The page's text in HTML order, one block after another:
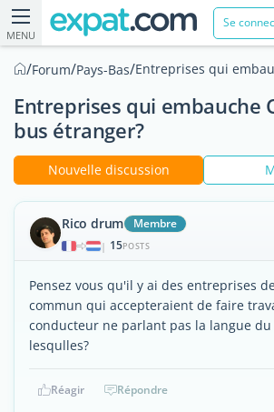
MENU
Se
/Forum/Pays-Bas/Entreprises qui
Entreprises qui embauche
bus étranger?
Nouvelle discussion
Rico drum Membre
| 15POSTS
Pensez vous qu'il y ai des entreprises
commun qui accepteraient de faire
conducteur ne parlant pas la langue du
lesqulles?
Réagir Répondre